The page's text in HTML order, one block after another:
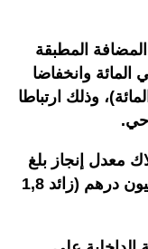
المطبقة
معدل إنجاز بلغ 56,4 في المائة وانخفاضا
درهم (ناقص 4,1 في المائة)، وذلك ارتباطا
معدل إنجاز بلغ
56,4 في المائة وارتفاعا قدره 321 مليون درهم (زائد 1,8